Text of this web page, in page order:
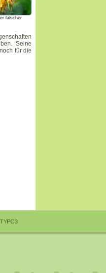
falscher
Seine
für die
TYPO3